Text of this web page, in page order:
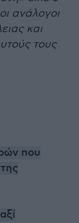
ανάλογοι
και
τους
που